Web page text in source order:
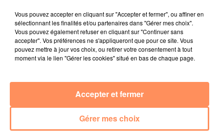
transports…) pour les 15 ans et plus. Pour les chaînes
de télévision, les audiences exceptionnelles
enregistrées durant ce confinement, qui profitent
surtout à l’info, aux grands films familiaux et à des
émissions phares de divertissement, ont cependant un
plombant leurs perspectives financières.
Vous pouvez accepter en cliquant sur "Accepter et fermer", ou affiner en
sélectionnant les finalités et/ou partenaires dans "Gérer mes choix".
Vous pouvez également refuser en cliquant sur "Continuer sans
accepter". Vos préférences ne s'appliqueront que pour ce site. Vous
pouvez mettre à jour vos choix, ou retirer votre consentement à tout
moment via le lien "Gérer les cookies" situé en bas de chaque page.
Gérer mes choix
Accepter et fermer